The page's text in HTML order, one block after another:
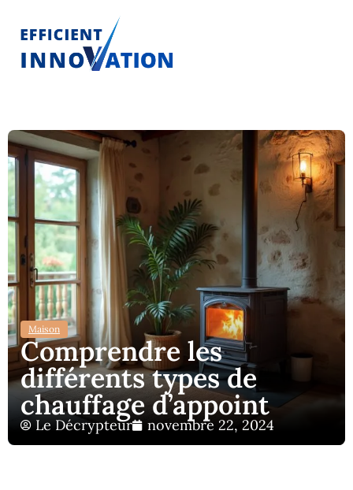
Maison
Comprendre les
différents types de
chauffage d’appoint
Le Décrypteur novembre 22, 2024